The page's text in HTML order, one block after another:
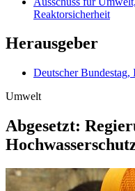
Reaktorsicherheit
Herausgeber
Deutscher Bundestag,
Umwelt
Abgesetzt: